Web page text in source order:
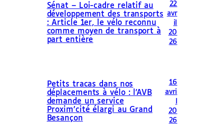
Sénat – Loi-cadre relatif au
développement des transports
: Article 1er, le vélo reconnu
comme moyen de transport à
part entière
22
avr
il
20
26
Petits tracas dans nos
déplacements à vélo : l’AVB
demande un service
Proxim’cité élargi au Grand
Besançon
16
avri
20
26